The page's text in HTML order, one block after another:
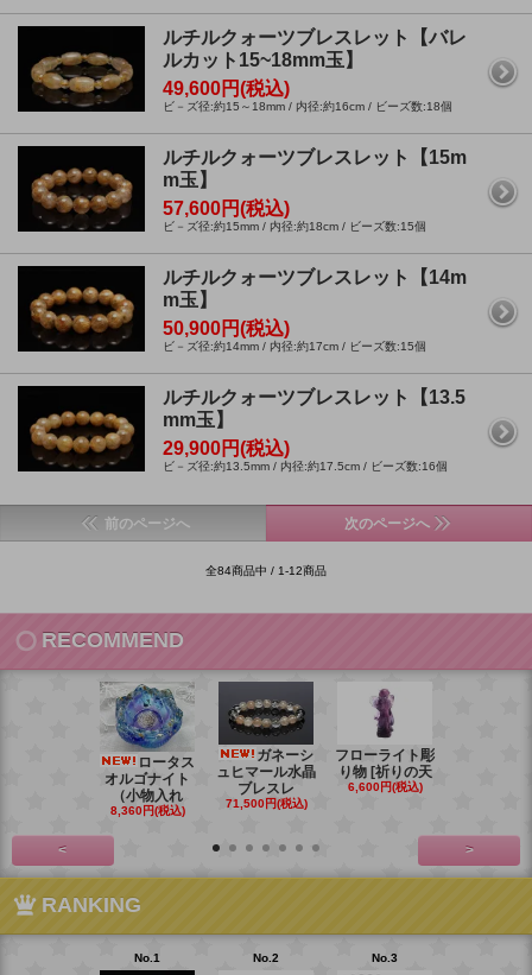
ルチルクォーツブレスレット【バレ
ルカット15~18mm玉】
49,600円(税込)
ビ－ズ径:約15～18mm / 内径:約16cm / ビーズ数:18個
ルチルクォーツブレスレット【15m
m玉】
57,600円(税込)
ビ－ズ径:約15mm / 内径:約18cm / ビーズ数:15個
ルチルクォーツブレスレット【14m
m玉】
50,900円(税込)
ビ－ズ径:約14mm / 内径:約17cm / ビーズ数:15個
ルチルクォーツブレスレット【13.5
mm玉】
29,900円(税込)
ビ－ズ径:約13.5mm / 内径:約17.5cm / ビーズ数:16個
前のページへ 次のページへ
全84商品中 / 1-12商品
RECOMMEND
ロータス
オルゴナイト
（小物入れ
8,360円(税込)
ガネーシ
ュヒマール水晶
ブレスレ
71,500円(税込)
フローライト彫
り物 [祈りの天
6,600円(税込)
< >
RANKING
No.1 No.2 No.3